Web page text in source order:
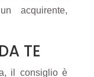
acquirente,
TE
il consiglio è